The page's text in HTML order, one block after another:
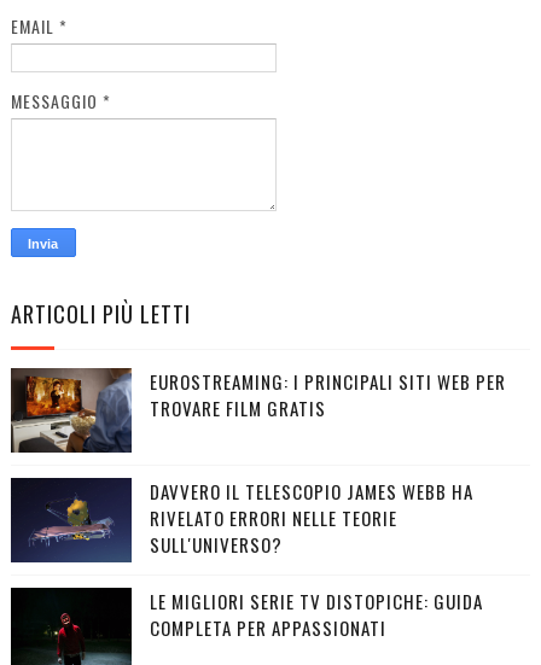
EMAIL *
MESSAGGIO *
ARTICOLI PIÙ LETTI
EUROSTREAMING: I PRINCIPALI SITI WEB PER
TROVARE FILM GRATIS
DAVVERO IL TELESCOPIO JAMES WEBB HA
RIVELATO ERRORI NELLE TEORIE
SULL'UNIVERSO?
LE MIGLIORI SERIE TV DISTOPICHE: GUIDA
COMPLETA PER APPASSIONATI